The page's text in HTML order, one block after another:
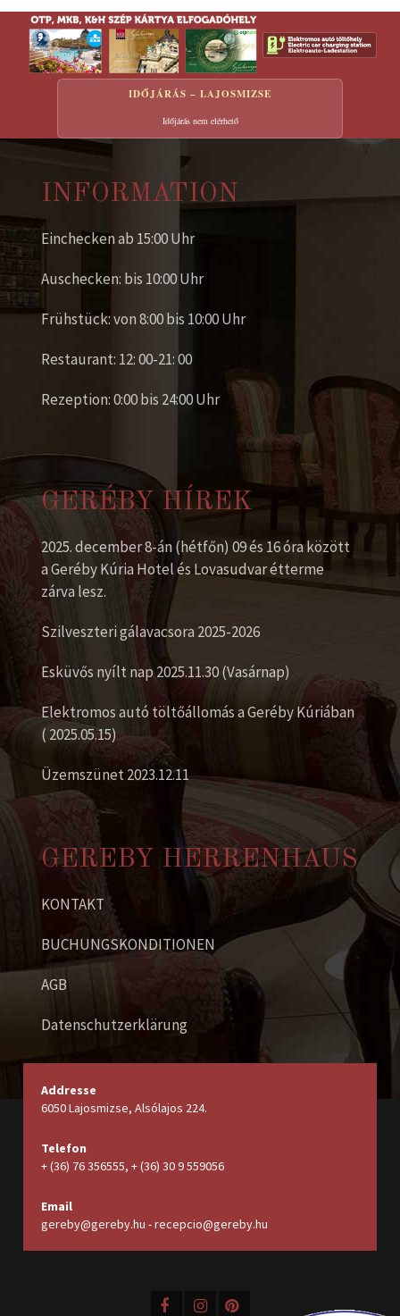
IDŐJÁRÁS – LAJOSMIZSE
Időjárás nem elérhető
INFORMATION
Einchecken ab 15:00 Uhr
Auschecken: bis 10:00 Uhr
Frühstück: von 8:00 bis 10:00 Uhr
Restaurant: 12: 00-21: 00
Rezeption: 0:00 bis 24:00 Uhr
GERÉBY HÍREK
2025. december 8-án (hétfőn) 09 és 16 óra között
a Geréby Kúria Hotel és Lovasudvar étterme
zárva lesz.
Szilveszteri gálavacsora 2025-2026
Esküvős nyílt nap 2025.11.30 (Vasárnap)
Elektromos autó töltőállomás a Geréby Kúriában
( 2025.05.15)
Üzemszünet 2023.12.11
GEREBY HERRENHAUS
KONTAKT
BUCHUNGSKONDITIONEN
AGB
Datenschutzerklärung
Addresse
6050 Lajosmizse, Alsólajos 224.
Telefon
+ (36) 76 356555, + (36) 30 9 559056
Email
gereby@gereby.hu - recepcio@gereby.hu